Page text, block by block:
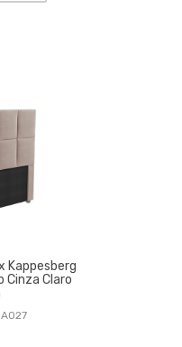
Kappesberg
Cinza Claro